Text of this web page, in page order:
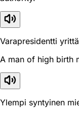
Varapresidentti
A man of high birth
Ylempi syntyinen